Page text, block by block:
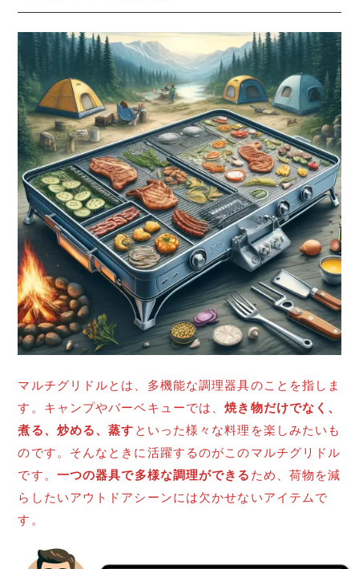
マルチグリドルとは、多機能な調理器具のことを指しま
す。キャンプやバーベキューでは、焼き物だけでなく、
煮る、炒める、蒸す といった様々な料理を楽しみたいも
のです。そんなときに活躍するのがこのマルチグリドル
です。 一つの器具で多様な調理ができる ため、荷物を減
らしたいアウトドアシーンには欠かせないアイテムで
す。